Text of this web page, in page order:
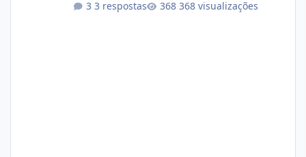
3 respostas 368 visualizações